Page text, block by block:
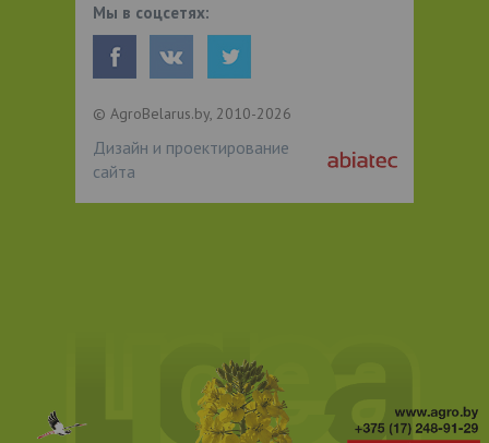
Мы в соцсетях:
© AgroBelarus.by, 2010-2026
Дизайн и проектирование
сайта